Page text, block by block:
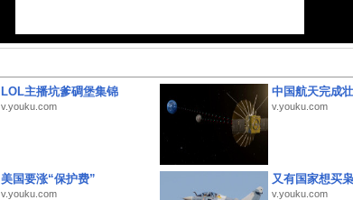
LOL主播坑爹碉堡集锦
v.youku.com
中国航天完成
v.youku.com
美国要涨“保护费”
v.youku.com
又有国家想买
v.youku.com